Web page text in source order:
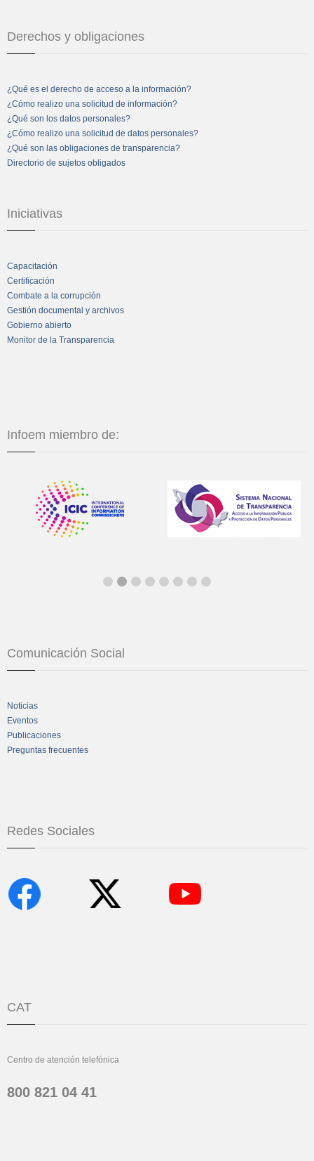
Derechos y obligaciones
¿Qué es el derecho de acceso a la información?
¿Cómo realizo una solicitud de información?
¿Qué son los datos personales?
¿Cómo realizo una solicitud de datos personales?
¿Qué son las obligaciones de transparencia?
Directorio de sujetos obligados
Iniciativas
Capacitación
Certificación
Combate a la corrupción
Gestión documental y archivos
Gobierno abierto
Monitor de la Transparencia
Infoem miembro de:
Comunicación Social
Noticias
Eventos
Publicaciones
Preguntas frecuentes
Redes Sociales
CAT
Centro de atención telefónica
800 821 04 41